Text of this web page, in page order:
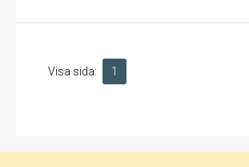
Visa sida: 1